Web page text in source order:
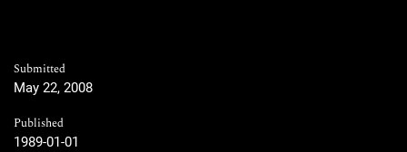
Submitted
May 22, 2008
Published
1989-01-01